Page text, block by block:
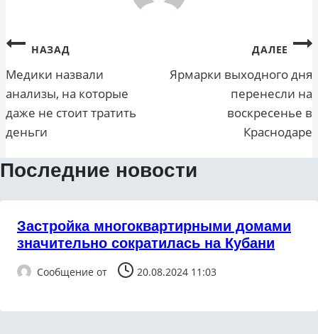
Навигация
по
записям
НАЗАД
Медики назвали
анализы, на которые
даже не стоит тратить
деньги
ДАЛЕЕ
Ярмарки выходного дня
перенесли на
воскресенье в
Краснодаре
Последние новости
Застройка многоквартирными домами
значительно сократилась на Кубани
Сообщение от 20.08.2024 11:03